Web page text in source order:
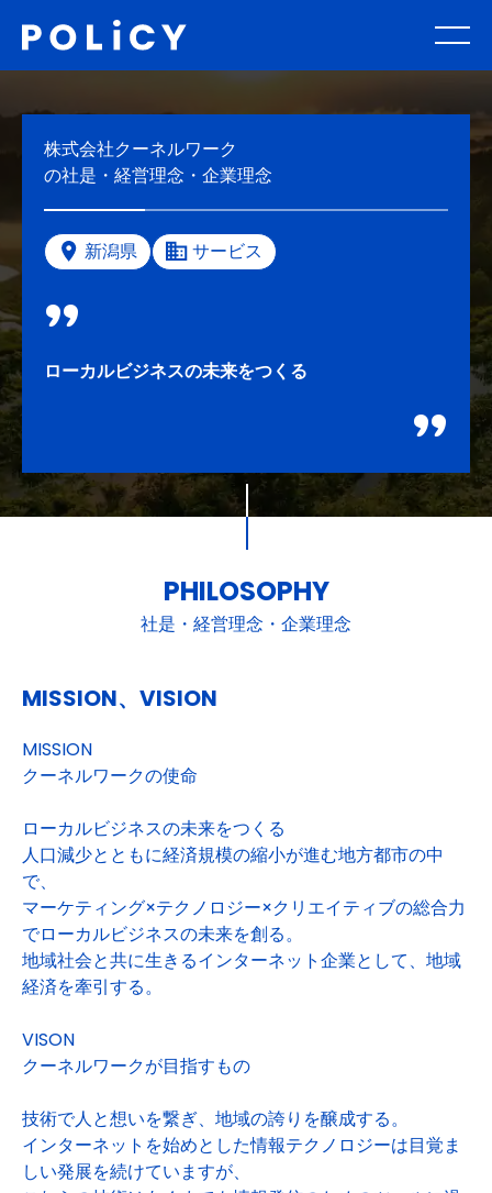
株式会社クーネルワーク
の社是・経営理念・企業理念
新潟県 サービス
ローカルビジネスの未来をつくる
PHILOSOPHY
社是・経営理念・企業理念
MISSION、VISION
MISSION
クーネルワークの使命
ローカルビジネスの未来をつくる
人口減少とともに経済規模の縮小が進む地方都市の中
で、
マーケティング×テクノロジー×クリエイティブの総合力
でローカルビジネスの未来を創る。
地域社会と共に生きるインターネット企業として、地域
経済を牽引する。
VISON
クーネルワークが目指すもの
技術で人と想いを繋ぎ、地域の誇りを醸成する。
インターネットを始めとした情報テクノロジーは目覚ま
しい発展を続けていますが、